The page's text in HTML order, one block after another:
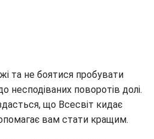
та не боятися пробувати
несподіваних поворотів долі.
що Всесвіт кидає
вам стати кращим.